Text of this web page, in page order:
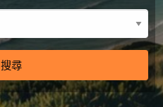
搜尋